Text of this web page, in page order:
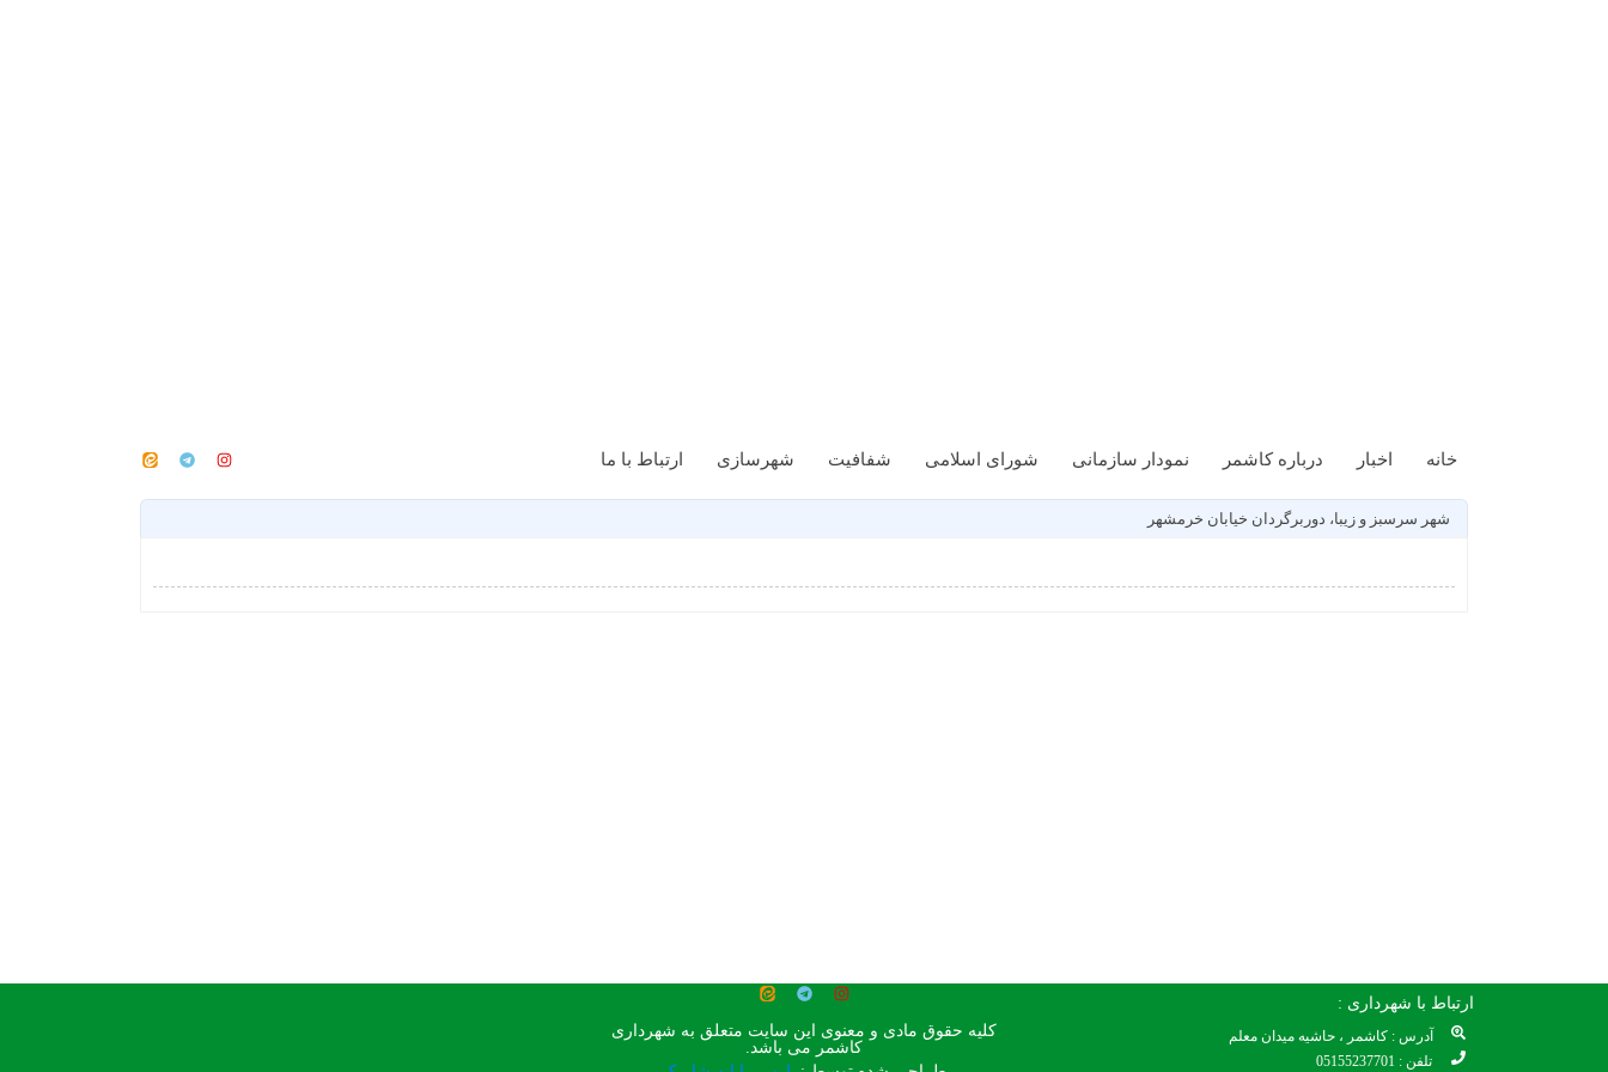
خانه اخبار درباره کاشمر نمودار سازمانی شورای اسلامی شفافیت شهرسازی ارتباط با ما
شهر سرسبز و زیبا، دوربرگردان خیابان خرمشهر
ارتباط با شهرداری :
آدرس : کاشمر ، حاشیه میدان معلم
تلفن : 05155237701
کلیه حقوق مادی و معنوی این سایت متعلق به شهرداری
کاشمر می باشد.